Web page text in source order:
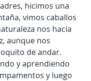
hicimos una
vimos caballos
nos hacía
aunque nos
de andar.
y aprendiendo
y luego